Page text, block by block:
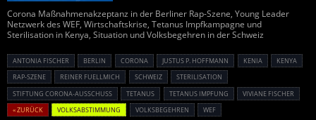
Corona Maßnahmenakzeptanz in der Berliner Rap-Szene, Young Leader
Netzwerk des WEF, Wirtschaftskrise, Tetanus Impfkampagne und
Sterilisation in Kenya, Situation und Volksbegehren in der Schweiz
ANTONIA FISCHER BERLIN CORONA JUSTUS P. HOFFMANN KENIA
KENYA
RAP-SZENE
REINER FUELLMICH SCHWEIZ
STERILISATION
STIFTUNG CORONA-AUSSCHUSS
TETANUS TETANUS IMPFUNG
VIVIANE FISCHER
« ZURÜCK
VOLKSABSTIMMUNG VOLKSBEGEHREN WEF